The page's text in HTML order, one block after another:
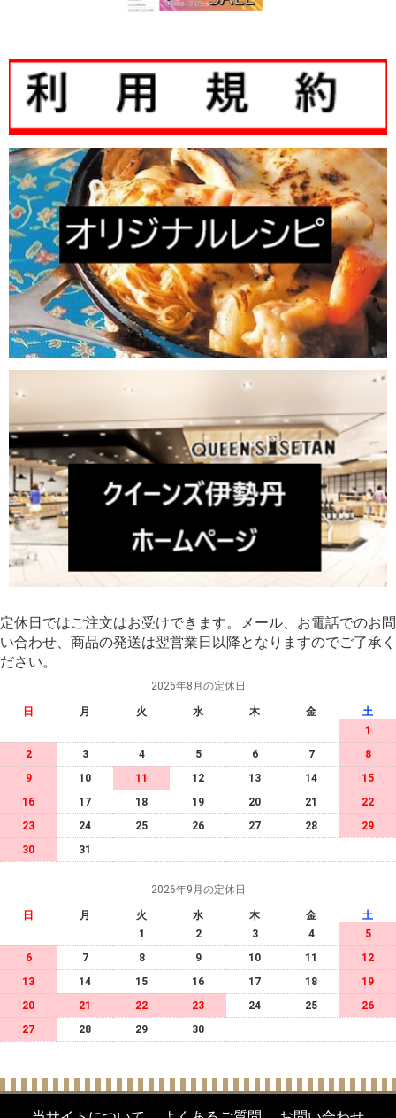
定休日ではご注文はお受けできます。メール、お電話でのお問
い合わせ、商品の発送は翌営業日以降となりますのでご了承く
ださい。
2026年8月の定休日
日 月 火 水 木 金
土
1
2
3 4 5 6 7
8
9
10 11 12 13 14
15
16
17 18 19 20 21
22
23
24 25 26 27 28
29
30
31
2026年9月の定休日
日 月 火 水 木 金
土
1
2 3 4
5
6
7 8 9 10 11
12
13
14 15 16 17 18
19
20
21 22 23 24 25
26
27
28 29 30